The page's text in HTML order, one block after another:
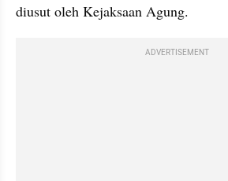
diusut oleh Kejaksaan Agung.
ADVERTISEMENT